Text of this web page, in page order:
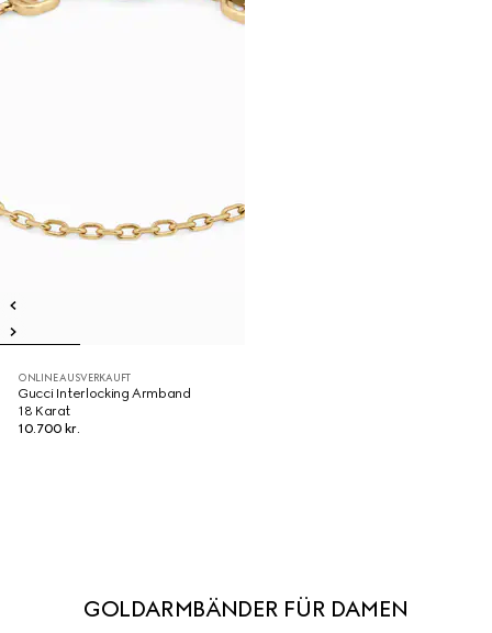
ONLINE AUSVERKAUFT
Gucci Interlocking Armband
18 Karat
10.700 kr.
GOLDARMBÄNDER FÜR DAMEN